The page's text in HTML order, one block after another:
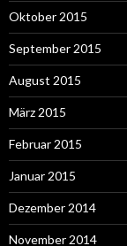
Oktober 2015
September 2015
August 2015
März 2015
Februar 2015
Januar 2015
Dezember 2014
November 2014